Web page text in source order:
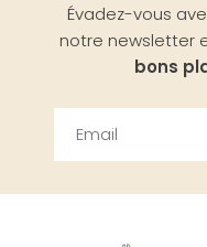
Évadez-vous
notre newsletter
bons